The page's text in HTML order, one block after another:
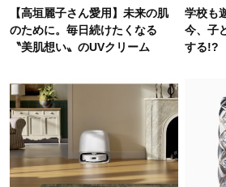
ラクなのに手抜きに見
ーを叶える【夏ワンピ
「それ無印良品なの！
ーニット】で体型カバ
Fashion 2026.7.23
「Tシャツコーデ」が一
【高垣麗子さん愛用】未来の肌
のために。毎日続けたくなる
〝美肌想い〟のUVクリーム
学校も
今、子
する!?